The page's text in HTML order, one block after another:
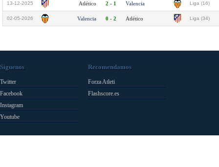
13-12-2025 Atlético 2 - 1 Valencia Liga (16)
02-05-2026 Valencia 0 - 2 Atlético Liga (34)
Síguenos
Twitter
Facebook
Instagram
Youtube
Recomendamos
Forza Atleti
Flashscore.es